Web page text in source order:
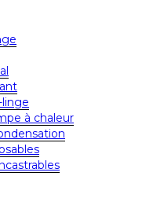
linge
à chaleur